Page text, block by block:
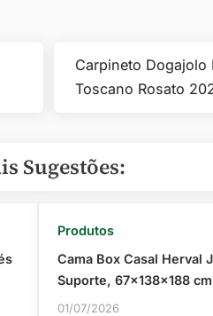
Next
Post:
Carpineto Dogajolo
Toscano Rosato
Sugestões:
Produtos
Cama Box Casal Herval
Suporte, 67x138x188 cm
01/07/2026